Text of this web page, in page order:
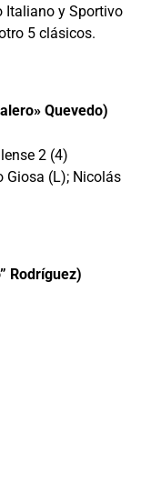
Italiano y Sportivo
5 clásicos.
Quevedo)
2 (4)
Giosa (L); Nicolás
Rodríguez)